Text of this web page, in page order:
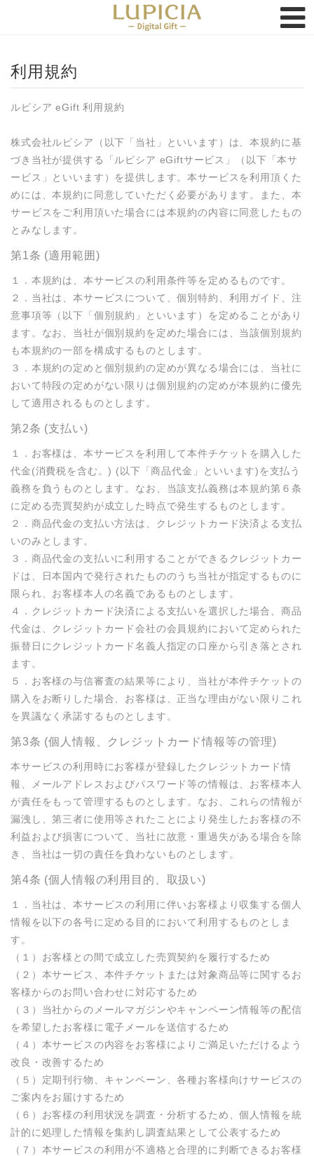
トップページ
購入履歴
利用規約
ルピシア eGift 利用規約
株式会社ルピシア（以下「当社」といいます）は、本規約に基
づき当社が提供する「ルピシア eGiftサービス」（以下「本サ
ービス」といいます）を提供します。本サービスを利用頂くた
めには、本規約に同意していただく必要があります。また、本
サービスをご利用頂いた場合には本規約の内容に同意したもの
とみなします。
第1条 (適用範囲)
１．本規約は、本サービスの利用条件等を定めるものです。
２．当社は、本サービスについて、個別特約、利用ガイド、注
意事項等（以下「個別規約」といいます）を定めることがあり
ます。なお、当社が個別規約を定めた場合には、当該個別規約
も本規約の一部を構成するものとします。
３．本規約の定めと個別規約の定めが異なる場合には、当社に
おいて特段の定めがない限りは個別規約の定めが本規約に優先
して適用されるものとします。
第2条 (支払い)
１．お客様は、本サービスを利用して本件チケットを購入した
代金(消費税を含む。) (以下「商品代金」といいます)を支払う
義務を負うものとします。なお、当該支払義務は本規約第６条
に定める売買契約が成立した時点で発生するものとします。
２．商品代金の支払い方法は、クレジットカード決済よる支払
いのみとします。
３．商品代金の支払いに利用することができるクレジットカー
ドは、日本国内で発行されたもののうち当社が指定するものに
限られ、お客様本人の名義であるものとします。
４．クレジットカード決済による支払いを選択した場合、商品
代金は、クレジットカード会社の会員規約において定められた
振替日にクレジットカード名義人指定の口座から引き落とされ
ます。
５．お客様の与信審査の結果等により、当社が本件チケットの
購入をお断りした場合、お客様は、正当な理由がない限りこれ
を異議なく承諾するものとします。
第3条 (個人情報、クレジットカード情報等の管理)
本サービスの利用時にお客様が登録したクレジットカード情
報、メールアドレスおよびパスワード等の情報は、お客様本人
が責任をもって管理するものとします。なお、これらの情報が
漏洩し、第三者に使用等されたことにより発生したお客様の不
利益および損害について、当社に故意・重過失がある場合を除
き、当社は一切の責任を負わないものとします。
第4条 (個人情報の利用目的、取扱い)
１．当社は、本サービスの利用に伴いお客様より収集する個人
情報を以下の各号に定める目的において利用するものとしま
す。
（１）お客様との間で成立した売買契約を履行するため
（２）本サービス、本件チケットまたは対象商品等に関するお
客様からのお問い合わせに対応するため
（３）当社からのメールマガジンやキャンペーン情報等の配信
を希望したお客様に電子メールを送信するため
（４）本サービスの内容をお客様によりご満足いただけるよう
改良・改善するため
（５）定期刊行物、キャンペーン、各種お客様向けサービスの
ご案内をお届けするため
（６）お客様の利用状況を調査・分析するため、個人情報を統
計的に処理した情報を集約し調査結果として公表するため
（７）本サービスの利用が不適格と合理的に判断できるお客様